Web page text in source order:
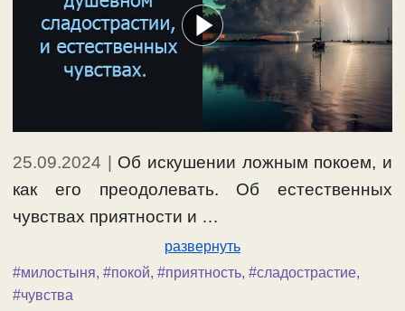
25.09.2024 | Об искушении ложным покоем, и
как его преодолевать. Об естественных
чувствах приятности и …
развернуть
#милостыня, #покой, #приятность, #сладострастие,
#чувства